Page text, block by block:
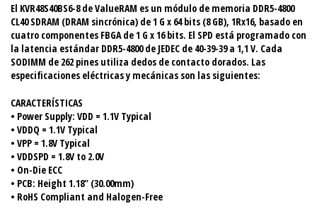
El KVR48S40BS6-8 de ValueRAM es un módulo de memoria DDR5-4800
CL40 SDRAM (DRAM sincrónica) de 1 G x 64 bits (8 GB), 1Rx16, basado en
cuatro componentes FBGA de 1 G x 16 bits. El SPD está programado con
la latencia estándar DDR5-4800 de JEDEC de 40-39-39 a 1,1 V. Cada
SODIMM de 262 pines utiliza dedos de contacto dorados. Las
especificaciones eléctricas y mecánicas son las siguientes:
CARACTERÍSTICAS
• Power Supply: VDD = 1.1V Typical
• VDDQ = 1.1V Typical
• VPP = 1.8V Typical
• VDDSPD = 1.8V to 2.0V
• On-Die ECC
• PCB: Height 1.18" (30.00mm)
• RoHS Compliant and Halogen-Free